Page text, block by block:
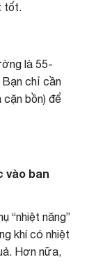
tốt.
là 55-
Bạn chỉ cần
cặn bồn) để
vào ban
“nhiệt năng”
khí có nhiệt
Hơn nữa,